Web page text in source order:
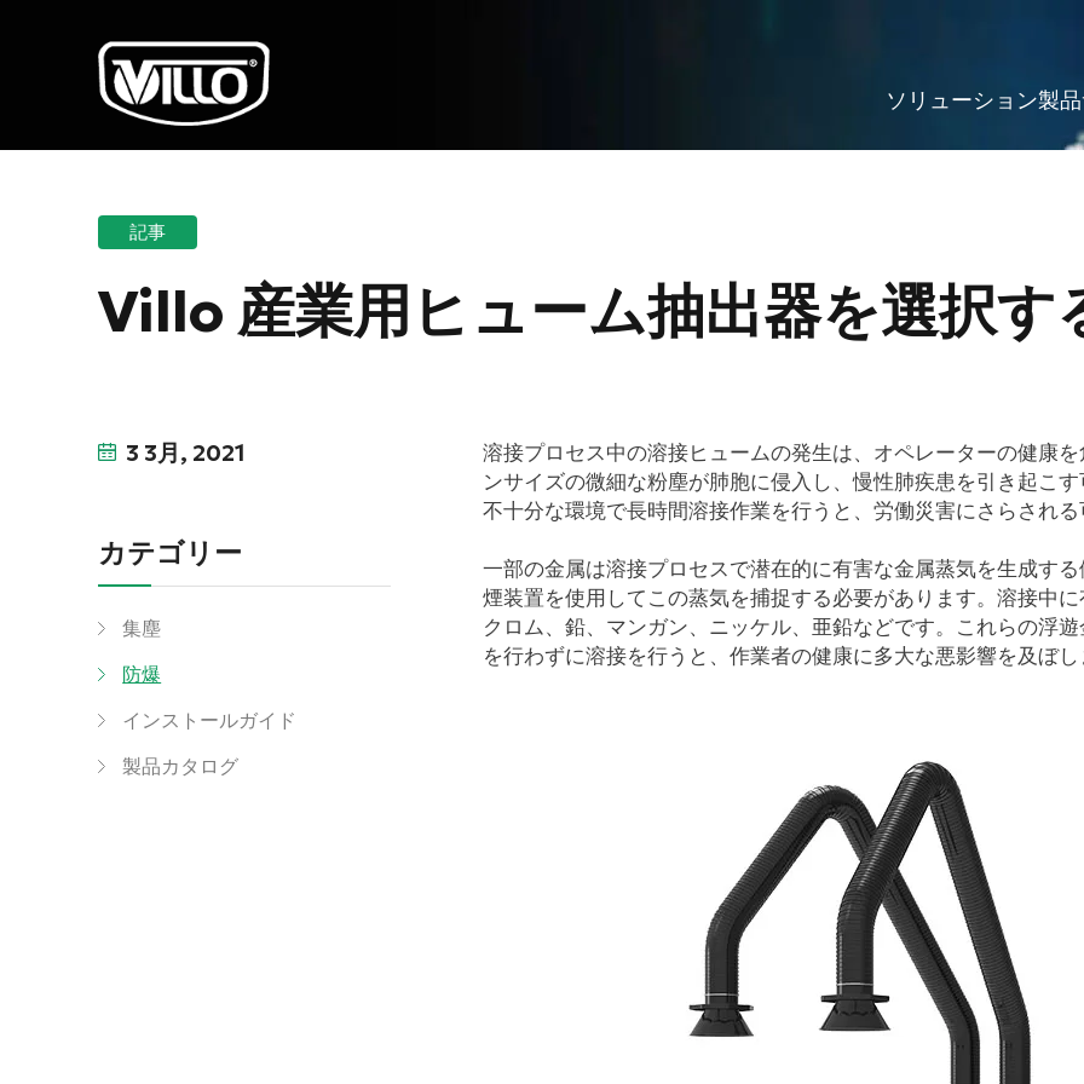
ソリューション製品
記事
Villo 産業用ヒューム抽出器を選択す
3 3月, 2021
カテゴリー
集塵
防爆
インストールガイド
製品カタログ
溶接プロセス中の溶接ヒュームの発生は、オペレーターの健康
ンサイズの微細な粉塵が肺胞に侵入し、慢性肺疾患を引き起こ
不十分な環境で長時間溶接作業を行うと、労働災害にさらされ
一部の金属は溶接プロセスで潜在的に有害な金属蒸気を生成す
煙装置を使用してこの蒸気を捕捉する必要があります。溶接中
クロム、鉛、マンガン、ニッケル、亜鉛などです。これらの浮
を行わずに溶接を行うと、作業者の健康に多大な悪影響を及ぼ